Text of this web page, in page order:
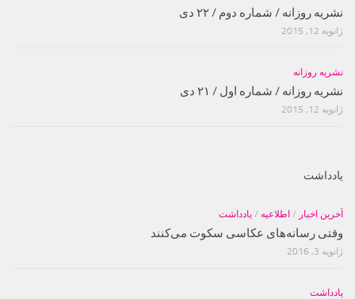
نشریه روزانه / شماره دوم / ۲۲ دی
ژانویه 12, 2015
نشریه روزانه
نشریه روزانه / شماره اول / ۲۱ دی
ژانویه 12, 2015
یادداشت
آخرین اخبار / اطلاعیه / یادداشت
وقتی رسانه‌های عکاسی سکوت می‌کنند
ژانویه 3, 2016
یادداشت